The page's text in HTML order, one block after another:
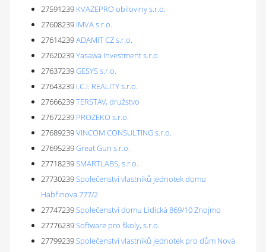
27591239 KVAZEPRO obiloviny s.r.o.
27608239 IMVA s.r.o.
27614239ADAMIT CZ s.r.o.
27620239Yasawa Investment s.r.o.
27637239GESYS s.r.o.
27643239 I.C.I. REALITY s.r.o.
27666239TERSTAV, družstvo
27672239 PROZEKO s.r.o.
27689239VINCOM CONSULTING s.r.o.
27695239Great Gun s.r.o.
27718239SMARTLABS, s.r.o.
27730239Společenství vlastníků jednotek domu
Habřinova 777/2
27747239Společenství domu Lidická 869/10 Znojmo
27776239Software pro školy, s.r.o.
27799239Společenství vlastníků jednotek pro dům Nová